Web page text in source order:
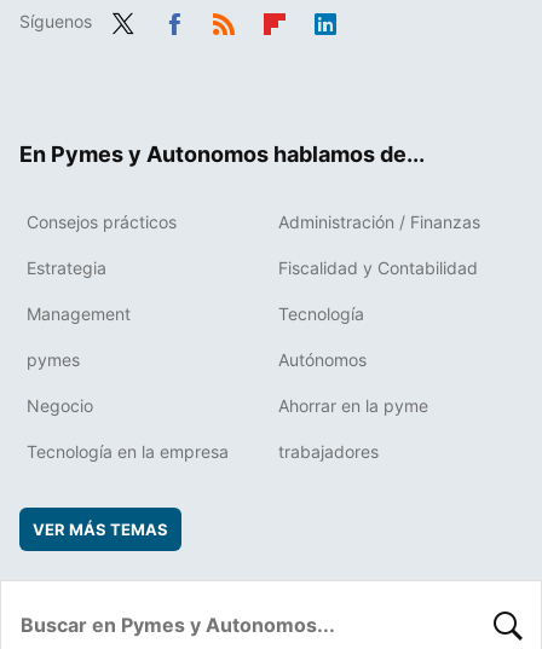
Síguenos
En Pymes y Autonomos hablamos de...
Consejos prácticos Administración / Finanzas
Estrategia Fiscalidad y Contabilidad
Management Tecnología
pymes Autónomos
Negocio Ahorrar en la pyme
Tecnología en la empresa trabajadores
VER MÁS TEMAS